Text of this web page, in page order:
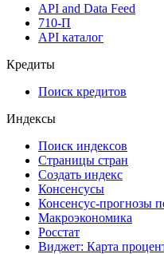
API and Data Feed
710-П
API каталог
Кредиты
Поиск кредитов
Индексы
Поиск индексов
Страницы стран
Создать индекс
Консенсусы
Консенсус-прогнозы
Макроэкономика
Росстат
Виджет: Карта